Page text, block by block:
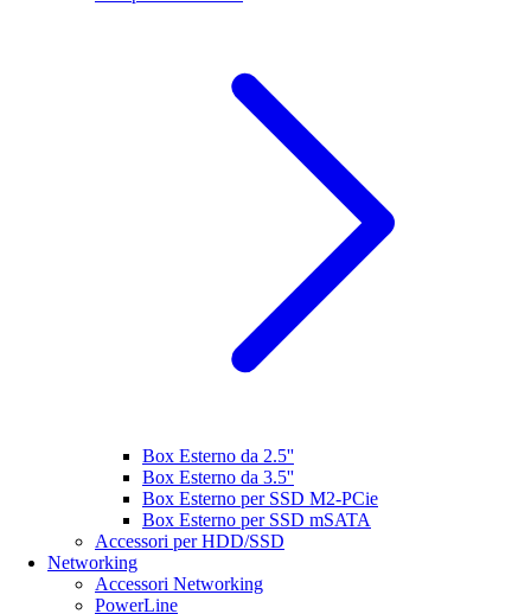
Box Esterno da 2.5''
Box Esterno da 3.5''
Box Esterno per SSD M2-PCie
Box Esterno per SSD mSATA
Accessori per HDD/SSD
Networking
Accessori Networking
PowerLine